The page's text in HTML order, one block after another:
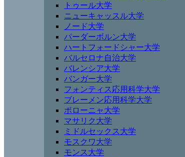
トゥール大学
ニューキャッスル大学
ノード大学
パーダーボルン大学
ハートフォードシャー大学
バルセロナ自治大学
バレンシア大学
バンガー大学
フォンティス応用科学大学
ブレーメン応用科学大学
ボローニャ大学
マサリク大学
ミドルセックス大学
モスクワ大学
モンス大学